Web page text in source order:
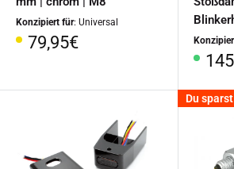
Konzipiert für: Universal
Sonderpreis
79,95€
Du